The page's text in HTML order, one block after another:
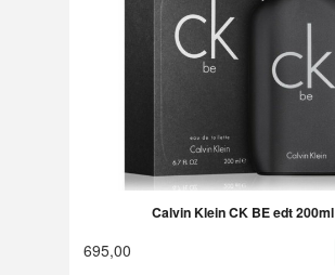
Calvin Klein CK BE edt 200ml
695,00